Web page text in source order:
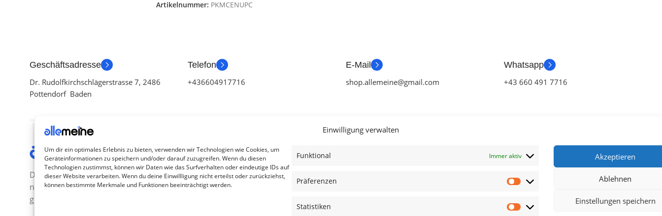
Einwilligung verwalten
Um dir ein optimales Erlebnis zu bieten, verwenden wir Technologien wie Cookies, um
Geräteinformationen zu speichern und/oder darauf zuzugreifen. Wenn du diesen
Technologien zustimmst, können wir Daten wie das Surfverhalten oder eindeutige IDs auf
dieser Website verarbeiten. Wenn du deine Einwillligung nicht erteilst oder zurückziehst,
können bestimmte Merkmale und Funktionen beeinträchtigt werden.
Funktional Immer aktiv
Präferenzen
Statistiken
Akzeptieren
Ablehnen
Einstellungen speichern
Artikelnummer: PKMCENUPC
Geschäftsadresse
Dr. Rudolfkirchschlägerstrasse 7, 2486
Pottendorf Baden
Telefon
+436604917716
E-Mail
shop.allemeine@gmail.com
Whatsapp
+43 660 491 7716
Die Produkte, die Sie wünschen, aber
nicht erreichen können, sind
gleichzeitig mit der Welt hier.
Kategorien
TV Zubehör
Smartwatch Zubehör
Blog
Lieferung & Rückgabe